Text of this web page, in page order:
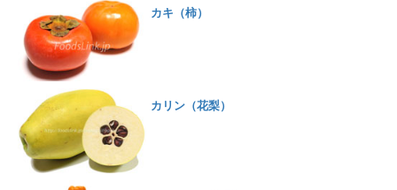
カキ（柿）
カリン（花梨）